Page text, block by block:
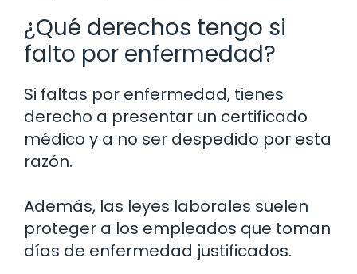
¿Qué derechos tengo si
falto por enfermedad?
Si faltas por enfermedad, tienes
derecho a presentar un certificado
médico y a no ser despedido por esta
razón.
Además, las leyes laborales suelen
proteger a los empleados que toman
días de enfermedad justificados.